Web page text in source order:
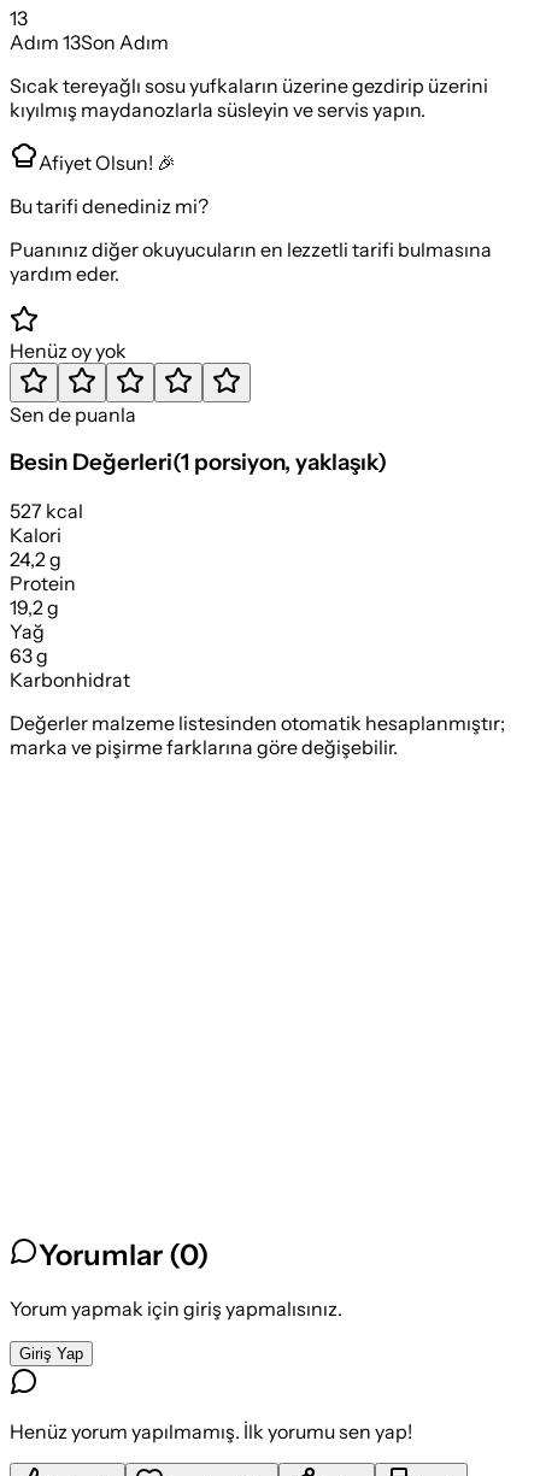
13
Adım 13Son Adım
Sıcak tereyağlı sosu yufkaların üzerine gezdirip üzerini
kıyılmış maydanozlarla süsleyin ve servis yapın.
Afiyet Olsun! 🎉
Bu tarifi denediniz mi?
Puanınız diğer okuyucuların en lezzetli tarifi bulmasına
yardım eder.
Henüz oy yok
Sen de puanla
Besin Değerleri(1 porsiyon, yaklaşık)
527 kcal
Kalori
24,2 g
Protein
19,2 g
Yağ
63 g
Karbonhidrat
Değerler malzeme listesinden otomatik hesaplanmıştır;
marka ve pişirme farklarına göre değişebilir.
Yorumlar (0)
Yorum yapmak için giriş yapmalısınız.
Giriş Yap
Henüz yorum yapılmamış. İlk yorumu sen yap!